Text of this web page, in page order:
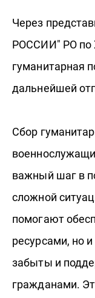
Через
РОССИИ" РО по
гуманитарная
дальнейшей
Сбор
важный шаг в
сложной
помогают
ресурсами, но
забыты и
гражданами.